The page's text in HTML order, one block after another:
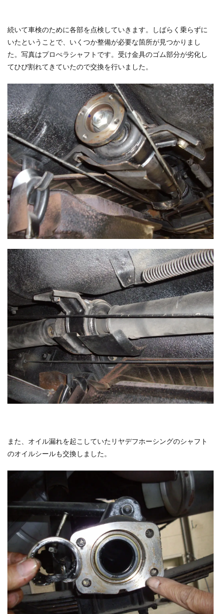
続いて車検のために各部を点検していきます。しばらく乗らずに
いたということで、いくつか整備が必要な箇所が見つかりまし
た。写真はプロぺラシャフトです。受け金具のゴム部分が劣化し
てひび割れてきていたので交換を行いました。
また、オイル漏れを起こしていたリヤデフホーシングのシャフト
のオイルシールも交換しました。